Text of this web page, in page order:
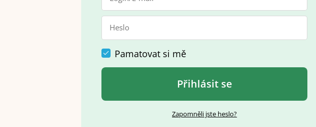
Pamatovat si mě
Přihlásit se
Zapomněli jste heslo?